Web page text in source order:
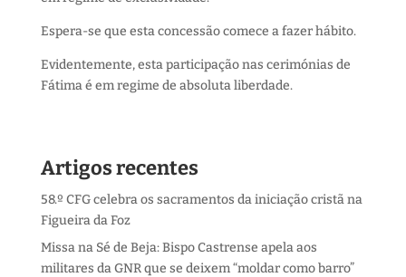
Espera-se que esta concessão comece a fazer hábito.
Evidentemente, esta participação nas cerimónias de
Fátima é em regime de absoluta liberdade.
Artigos recentes
58.º CFG celebra os sacramentos da iniciação cristã na
Figueira da Foz
Missa na Sé de Beja: Bispo Castrense apela aos
militares da GNR que se deixem “moldar como barro”